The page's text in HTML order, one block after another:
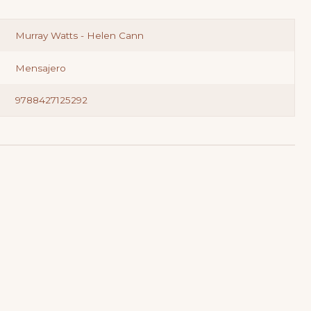
Murray Watts - Helen Cann
Mensajero
9788427125292